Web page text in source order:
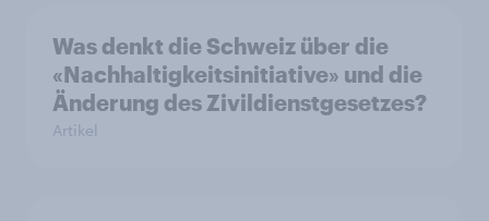
Was denkt die Schweiz über die
«Nachhaltigkeitsinitiative» und die
Änderung des Zivildienstgesetzes?
Artikel